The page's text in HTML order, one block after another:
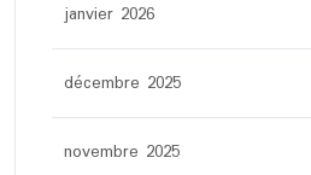
janvier 2026
décembre 2025
novembre 2025